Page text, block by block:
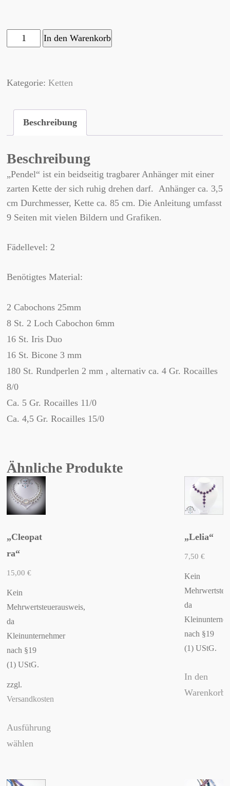
"Pendel"
In den Warenkorb
Kategorie:Ketten
Beschreibung
Beschreibung
„Pendel“ ist ein beidseitig tragbarer Anhänger mit einer
zarten Kette der sich ruhig drehen darf. Anhänger ca. 3,5
cm Durchmesser, Kette ca. 85 cm. Die Anleitung umfasst
9 Seiten mit vielen Bildern und Grafiken.
Fädellevel: 2
Benötigtes Material:
2 Cabochons 25mm
8 St. 2 Loch Cabochon 6mm
16 St. Iris Duo
16 St. Bicone 3 mm
180 St. Rundperlen 2 mm , alternativ ca. 4 Gr. Rocailles
8/0
Ca. 5 Gr. Rocailles 11/0
Ca. 4,5 Gr. Rocailles 15/0
Ähnliche Produkte
„Cleopat
ra“
15,00€
Kein
Mehrwertsteuerausweis,
da
Kleinunternehmer
nach §19
(1) UStG.
zzgl.
Versandkosten
Ausführung
wählen
„Lelia“
7,50 €
Kein
da
nach §19
(1) UStG.
In den
Warenkorb